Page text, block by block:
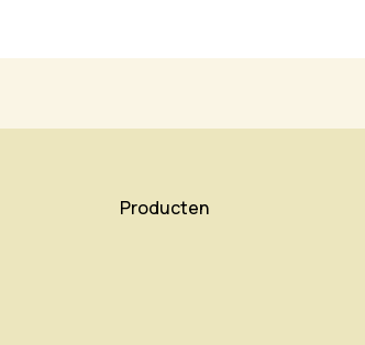
Producten